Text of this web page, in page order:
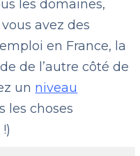
les domaines,
avez des
en France, la
de l’autre côté de
un niveau
les choses